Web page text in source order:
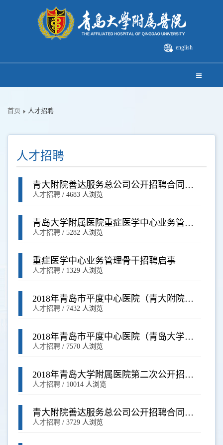
english
首页 人才招聘
人才招聘
青大附院善达服务总公司公开招聘合同制
工作人员成绩公示及考核体检通知
人才招聘/ 4683 人浏览
青岛大学附属医院重症医学中心业务管理
骨干招聘启事
人才招聘/ 5282 人浏览
重症医学中心业务管理骨干招聘启事
人才招聘/ 1329 人浏览
2018年青岛市平度中心医院（青大附院平
度院区）公开招聘紧缺急缺工作人员面试
答辩成绩
人才招聘/ 7432 人浏览
2018年青岛市平度中心医院（青岛大学附
属医院平度院区）公开招聘工作人员面试
安排
人才招聘/ 7570 人浏览
2018年青岛大学附属医院第二次公开招聘
合同制工作人员简章
人才招聘/ 10014 人浏览
青大附院善达服务总公司公开招聘合同制
工作人员启事
人才招聘/ 3729 人浏览